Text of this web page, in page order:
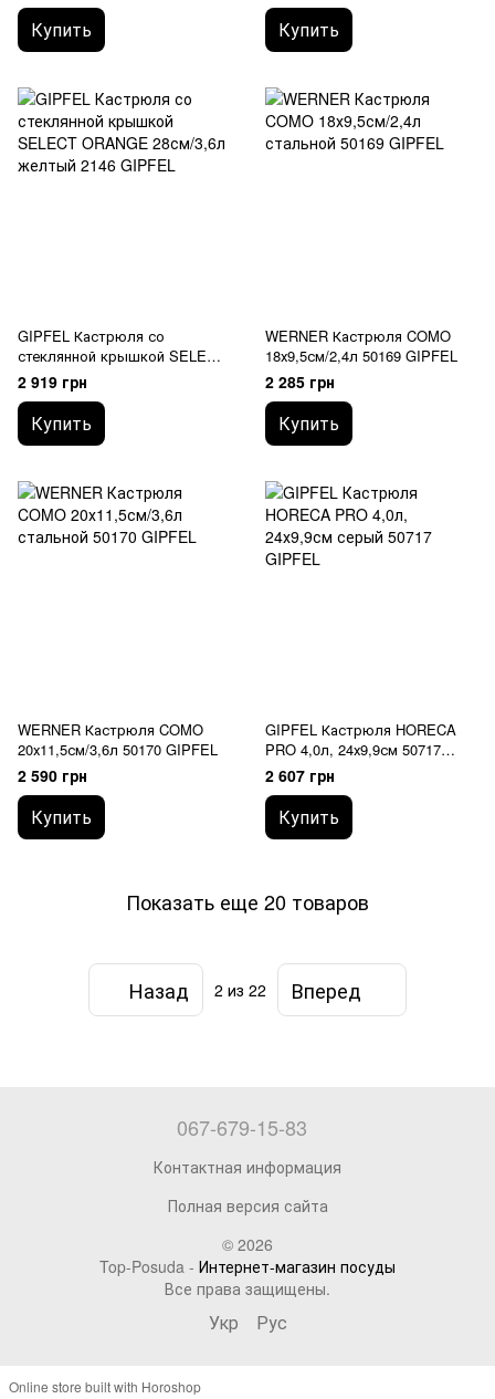
Купить Купить
GIPFEL Кастрюля со
стеклянной крышкой SELECT
ORANGE 28см/3,6л 2146
GIPFEL
2 919 грн
Купить
WERNER Кастрюля COMO
18х9,5см/2,4л 50169 GIPFEL
2 285 грн
Купить
WERNER Кастрюля COMO
20х11,5см/3,6л 50170 GIPFEL
2 590 грн
Купить
GIPFEL Кастрюля HORECA
PRO 4,0л, 24х9,9см 50717
GIPFEL
2 607 грн
Купить
Показать еще 20 товаров
Назад 2 из 22 Вперед
067-679-15-83
Контактная информация
Полная версия сайта
© 2026
Top-Posuda - Интернет-магазин посуды
Все права защищены.
Укр Рус
Online store built with Horoshop